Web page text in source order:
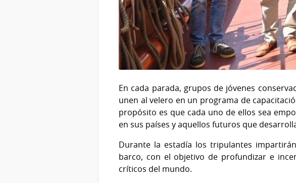
En cada parada, grupos de jóvenes
unen al velero en un programa de
propósito es que cada uno de ellos sea
en sus países y aquellos futuros que
Durante la estadía los tripulantes
barco, con el objetivo de profundizar e
críticos del mundo.